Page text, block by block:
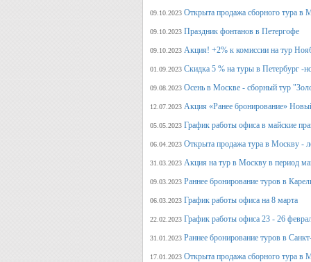
09.10.2023 Открыта продажа сборного тура в
09.10.2023 Праздник фонтанов в Петергофе
09.10.2023 Акция! +2% к комиссии на тур
01.09.2023 Скидка 5 % на туры в Петербург -
09.08.2023 Осень в Москве - сборный тур
12.07.2023 Акция «Ранее бронирование»
05.05.2023 График работы офиса в майские
06.04.2023 Открыта продажа тура в Москву -
31.03.2023 Акция на тур в Москву в период
09.03.2023 Раннее бронирование туров в
06.03.2023 График работы офиса на 8 марта
22.02.2023 График работы офиса 23 - 26
31.01.2023 Раннее бронирование туров в
17.01.2023 Открыта продажа сборного тура в